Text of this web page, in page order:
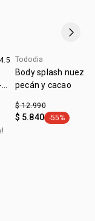
4.5 aniversario
Tododia
Body splash nuez
pecán y cacao
$ 12.990
$ 5.840 general.tag -
-55%